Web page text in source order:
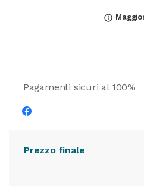
info_outline
Pagamenti sicuri al 100%
Prezzo finale